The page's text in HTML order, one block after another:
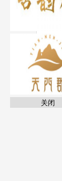
默
关闭